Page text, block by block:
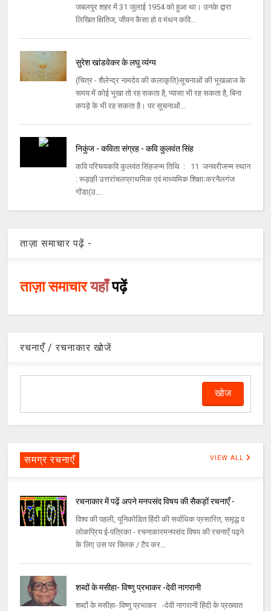
जबलपुर शहर में 31 जुलाई 1954 को हुआ था। उनके द्वारा
लिखित क्षितिज, जीवन कैसा हो व मंथन कवि...
सुरेश खांडवेकर के लघु व्यंग्य
(चित्र - शैलेन्द्र नामदेव की कलाकृति)सूचनाओं की भूखआज के
समय में कोई भूखा तो रह सकता है, प्यासा भी रह सकता है, बिना
कपड़े के भी रह सकता है। पर सूचनाओं...
निकुंज - कविता संग्रह - कवि कुलवंत सिंह
कवि परिचय​​कवि कुलवंत सिंहजन्म तिथि : 11 जनवरी​​जन्म स्थान
: रूड़क़़ी उत्तरांचल​​प्राथमिक एवं माध्यमिक शिक्षाःकरनैलगंज
गोंडा(उ....
ताज़ा समाचार पढ़ें -
ताज़ा समाचारयहाँपढ़ें
रचनाएँ / रचनाकार खोजें
समग्र रचनाएँ VIEW ALL
रचनाकार में पढ़ें अपने मनपसंद विषय की सैकड़ों रचनाएँ -
विश्व की पहली, यूनिकोडित हिंदी की सर्वाधिक प्रसारित, समृद्ध व
लोकप्रिय ई-पत्रिका - रचनाकारमनपसंद विषय की रचनाएँ पढ़ने
के लिए उस पर क्लिक / टैप कर...
शब्दों के मसीहा- विष्णु प्रभाकर -देवी नागरानी
शब्दों के मसीहा- विष्णु प्रभाकर -देवी नागरानी हिंदी के प्रख्यात